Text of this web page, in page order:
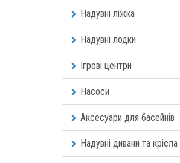
Надувні ліжка
Надувні лодки
Ігрові центри
Насоси
Аксесуари для басейнів
Надувні дивани та крісла